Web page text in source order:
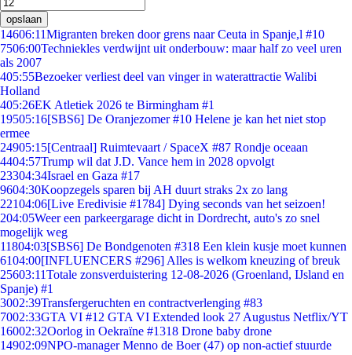
opslaan
14606:11Migranten breken door grens naar Ceuta in Spanje,l #10
7506:00Techniekles verdwijnt uit onderbouw: maar half zo veel uren
als 2007
405:55Bezoeker verliest deel van vinger in waterattractie Walibi
Holland
405:26EK Atletiek 2026 te Birmingham #1
19505:16[SBS6] De Oranjezomer #10 Helene je kan het niet stop
ermee
24905:15[Centraal] Ruimtevaart / SpaceX #87 Rondje oceaan
4404:57Trump wil dat J.D. Vance hem in 2028 opvolgt
23304:34Israel en Gaza #17
9604:30Koopzegels sparen bij AH duurt straks 2x zo lang
22104:06[Live Eredivisie #1784] Dying seconds van het seizoen!
204:05Weer een parkeergarage dicht in Dordrecht, auto's zo snel
mogelijk weg
11804:03[SBS6] De Bondgenoten #318 Een klein kusje moet kunnen
6104:00[INFLUENCERS #296] Alles is welkom kneuzing of breuk
25603:11Totale zonsverduistering 12-08-2026 (Groenland, IJsland en
Spanje) #1
3002:39Transfergeruchten en contractverlenging #83
7002:33GTA VI #12 GTA VI Extended look 27 Augustus Netflix/YT
16002:32Oorlog in Oekraïne #1318 Drone baby drone
14902:09NPO-manager Menno de Boer (47) op non-actief stuurde